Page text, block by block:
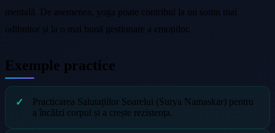
mentală. De asemenea, yoga poate contribui la un somn mai
odihnitor și la o mai bună gestionare a emoțiilor.
Exemple practice
Practicarea Salutațiilor Soarelui (Surya Namaskar) pentru
a încălzi corpul și a crește rezistența.